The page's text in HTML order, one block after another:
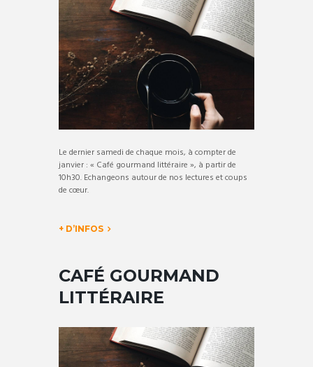
Le dernier samedi de chaque mois, à compter de
janvier : « Café gourmand littéraire », à partir de
10h30. Echangeons autour de nos lectures et coups
de cœur.
+ D’INFOS
CAFÉ GOURMAND
LITTÉRAIRE